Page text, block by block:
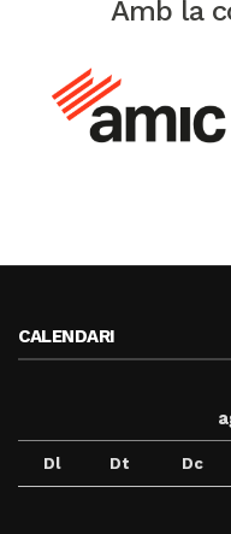
Amb la
CALENDARI
Dl Dt Dc